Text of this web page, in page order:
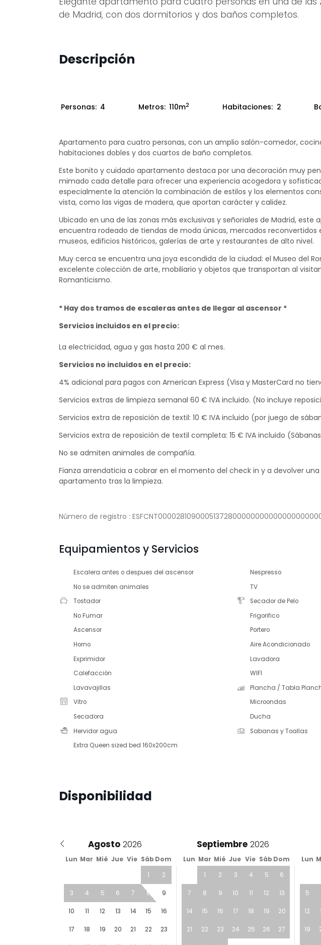
de Madrid, con dos dormitorios y dos baños completos.
Descripción
Personas: 4 Metros: 110m2 Habitaciones: 2
Apartamento para cuatro personas, con un amplio salón-comedor,
habitaciones dobles y dos cuartos de baño completos.
Este bonito y cuidado apartamento destaca por una decoración muy
mimado cada detalle para ofrecer una experiencia acogedora y
especialmente la atención la combinación de estilos y los elementos
vista, como las vigas de madera, que aportan carácter y calidez.
Ubicado en una de las zonas más exclusivas y señoriales de Madrid, este
encuentra rodeado de tiendas de moda únicas, mercados reconvertidos
museos, edificios históricos, galerías de arte y restaurantes de alto nivel.
Muy cerca se encuentra una joya escondida de la ciudad: el Museo del
excelente colección de arte, mobiliario y objetos que transportan al
Romanticismo.
* Hay dos tramos de escaleras antes de llegar al ascensor *
Servicios incluidos en el precio:
La electricidad, agua y gas hasta 200 € al mes.
Servicios no incluidos en el precio:
4% adicional para pagos con American Express (Visa y MasterCard no
Servicios extras de limpieza semanal 60 € IVA incluido. (No incluye
Servicios extra de reposición de textil: 10 € IVA incluido (por juego de
Servicios extra de reposición de textil completa: 15 € IVA incluido
No se admiten animales de compañía.
Fianza arrendaticia a cobrar en el momento del check in y a devolver una
apartamento tras la limpieza.
Número de registro :
Equipamientos y Servicios
Escalera antes o despues del ascensor
Nespresso
No se admiten animales
TV
Tostador
Secador de Pelo
No Fumar
Frigorifico
Ascensor
Portero
Horno
Aire Acondicionado
Exprimidor
Lavadora
Calefacción
WIFI
Lavavajillas
Plancha / Tabla
Vitro
Microondas
Secadora
Ducha
Hervidor agua
Sabanas y Toallas
Extra Queen sized bed 160x200cm
Disponibilidad
Agosto Septiembre
Lun Mar Mié Jue Vie Sáb Dom Lun Mar Mié Jue Vie Sáb Dom Lun
1 2
3 4 5 6 7 8 9
10 11 12 13 14 15 16
17 18 19 20 21 22 23
1 2 3 4 5 6
7 8 9 10 11 12 13
14 15 16 17 18 19 20
21 22 23 24 25 26 27
5
12
19